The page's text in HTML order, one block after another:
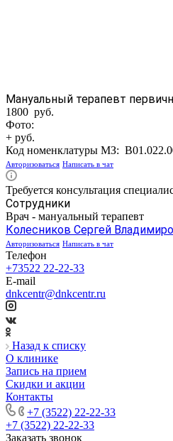
Мануальный терапевт
1800 руб.
Фото:
+ руб.
Код номенклатуры МЗ:
Авторизоваться Написать в чат
Требуется консультация
Сотрудники
Врач - мануальный терапевт
Колесников Сергей
Авторизоваться Написать в чат
Телефон
+73522 22-22-33
E-mail
dnkcentr@dnkcentr.ru
Назад к списку
О клинике
Запись на прием
Скидки и акции
Контакты
+7 (3522) 22-22-33
+7 (3522) 22-22-33
Заказать звонок